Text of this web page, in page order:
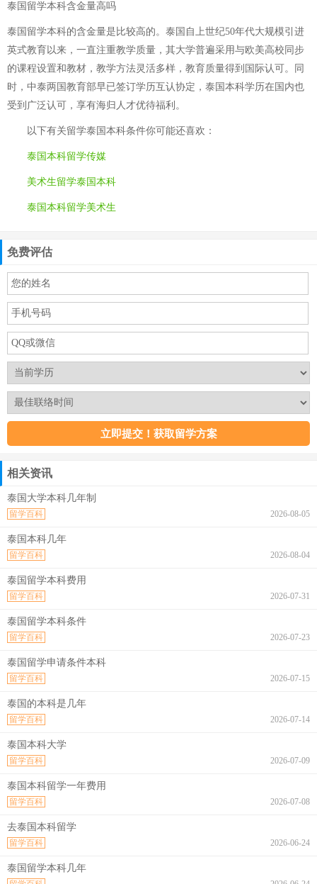
泰国留学本科含金量高吗
泰国留学本科的含金量是比较高的。泰国自上世纪50年代大规模引进
英式教育以来，一直注重教学质量，其大学普遍采用与欧美高校同步
的课程设置和教材，教学方法灵活多样，教育质量得到国际认可。同
时，中泰两国教育部早已签订学历互认协定，泰国本科学历在国内也
受到广泛认可，享有海归人才优待福利。
以下有关留学泰国本科条件你可能还喜欢：
泰国本科留学传媒
美术生留学泰国本科
泰国本科留学美术生
免费评估
相关资讯
泰国大学本科几年制
2026-08-05
留学百科
泰国本科几年
2026-08-04
留学百科
泰国留学本科费用
2026-07-31
留学百科
泰国留学本科条件
2026-07-23
留学百科
泰国留学申请条件本科
2026-07-15
留学百科
泰国的本科是几年
2026-07-14
留学百科
泰国本科大学
2026-07-09
留学百科
泰国本科留学一年费用
2026-07-08
留学百科
去泰国本科留学
2026-06-24
留学百科
泰国留学本科几年